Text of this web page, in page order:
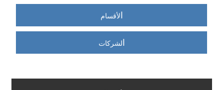
لأقسام
لشركات